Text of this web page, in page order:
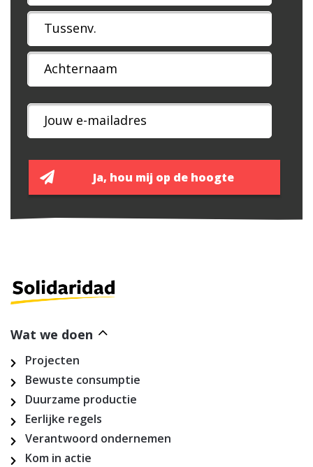
*
Wat we doen
Projecten
Bewuste consumptie
Duurzame productie
Eerlijke regels
Verantwoord ondernemen
Kom in actie